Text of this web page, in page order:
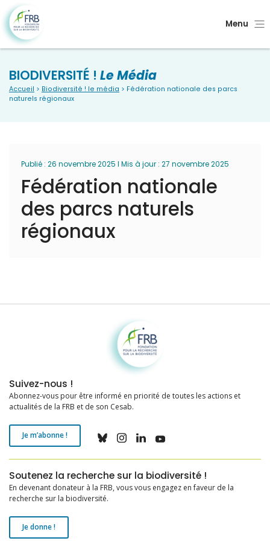
Menu
BIODIVERSITÉ ! Le Média
Accueil > Biodiversité ! le média > Fédération nationale des parcs
naturels régionaux
Publié : 26 novembre 2025 I Mis à jour : 27 novembre 2025
Fédération nationale
des parcs naturels
régionaux
Fondation pour la recherche sur la biodiversité
Suivez-nous !
Abonnez-vous pour être informé en priorité de toutes les actions et
actualités de la FRB et de son Cesab.
Je m’abonne !
Soutenez la recherche sur la biodiversité !
En devenant donateur à la FRB, vous vous engagez en faveur de la
recherche sur la biodiversité.
Je donne !